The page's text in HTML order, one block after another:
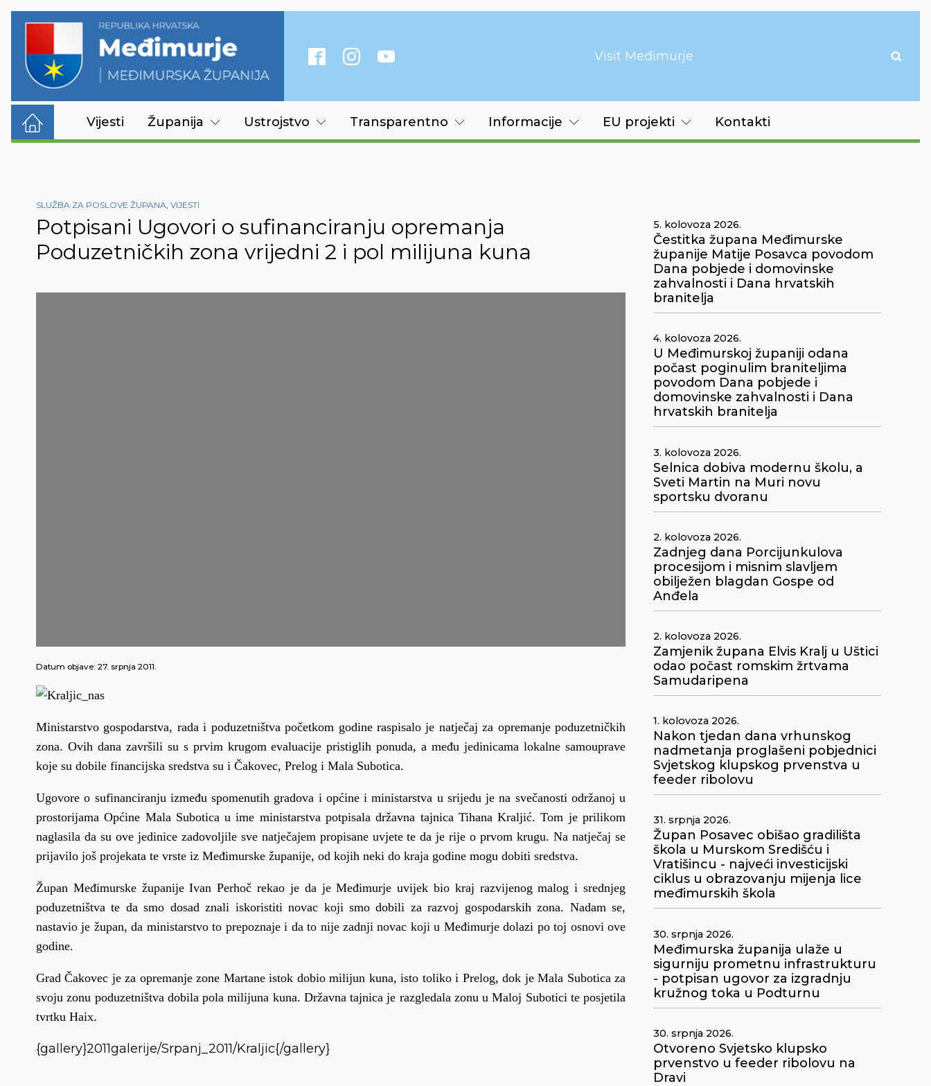
Visit Međimurje
Vijesti Županija Ustrojstvo Transparentno Informacije EU projekti Kontakti
SLUŽBA ZA POSLOVE ŽUPANA, VIJESTI
Potpisani Ugovori o sufinanciranju opremanja
Poduzetničkih zona vrijedni 2 i pol milijuna kuna
Datum objave: 27. srpnja 2011.
Ministarstvo gospodarstva, rada i poduzetništva početkom godine raspisalo je natječaj za opremanje poduzetničkih
zona. Ovih dana završili su s prvim krugom evaluacije pristiglih ponuda, a među jedinicama lokalne samouprave
koje su dobile financijska sredstva su i Čakovec, Prelog i Mala Subotica.
Ugovore o sufinanciranju između spomenutih gradova i općine i ministarstva u srijedu je na svečanosti održanoj u
prostorijama Općine Mala Subotica u ime ministarstva potpisala državna tajnica Tihana Kraljić. Tom je prilikom
naglasila da su ove jedinice zadovoljile sve natječajem propisane uvjete te da je rije o prvom krugu. Na natječaj se
prijavilo još projekata te vrste iz Međimurske županije, od kojih neki do kraja godine mogu dobiti sredstva.
Župan Međimurske županije Ivan Perhoč rekao je da je Međimurje uvijek bio kraj razvijenog malog i srednjeg
poduzetništva te da smo dosad znali iskoristiti novac koji smo dobili za razvoj gospodarskih zona. Nadam se,
nastavio je župan, da ministarstvo to prepoznaje i da to nije zadnji novac koji u Međimurje dolazi po toj osnovi ove
godine.
Grad Čakovec je za opremanje zone Martane istok dobio milijun kuna, isto toliko i Prelog, dok je Mala Subotica za
svoju zonu poduzetništva dobila pola milijuna kuna. Državna tajnica je razgledala zonu u Maloj Subotici te posjetila
tvrtku Haix.
{gallery}2011galerije/Srpanj_2011/Kraljic{/gallery}
5. kolovoza 2026.
Čestitka župana Međimurske
županije Matije Posavca povodom
Dana pobjede i domovinske
zahvalnosti i Dana hrvatskih
branitelja
4. kolovoza 2026.
U Međimurskoj županiji odana
počast poginulim braniteljima
povodom Dana pobjede i
domovinske zahvalnosti i Dana
hrvatskih branitelja
3. kolovoza 2026.
Selnica dobiva modernu školu, a
Sveti Martin na Muri novu
sportsku dvoranu
2. kolovoza 2026.
Zadnjeg dana Porcijunkulova
procesijom i misnim slavljem
obilježen blagdan Gospe od
Anđela
2. kolovoza 2026.
Zamjenik župana Elvis Kralj u Uštici
odao počast romskim žrtvama
Samudaripena
1. kolovoza 2026.
Nakon tjedan dana vrhunskog
nadmetanja proglašeni pobjednici
Svjetskog klupskog prvenstva u
feeder ribolovu
31. srpnja 2026.
Župan Posavec obišao gradilišta
škola u Murskom Središću i
Vratišincu - najveći investicijski
ciklus u obrazovanju mijenja lice
međimurskih škola
30. srpnja 2026.
Međimurska županija ulaže u
sigurniju prometnu infrastrukturu
- potpisan ugovor za izgradnju
kružnog toka u Podturnu
30. srpnja 2026.
Otvoreno Svjetsko klupsko
prvenstvo u feeder ribolovu na
Dravi